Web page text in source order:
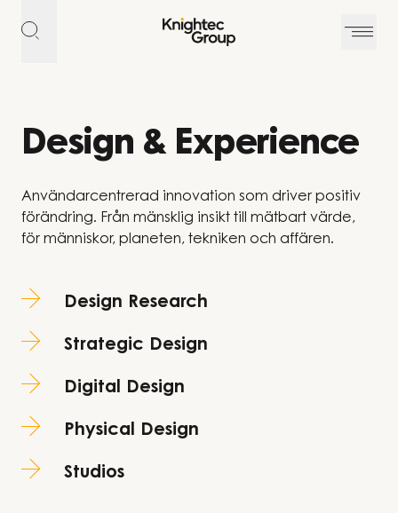
Design & Experience
Användarcentrerad innovation som driver positiv
förändring. Från mänsklig insikt till mätbart värde,
för människor, planeten, tekniken och affären.
Design Research
Strategic Design
Digital Design
Physical Design
Studios